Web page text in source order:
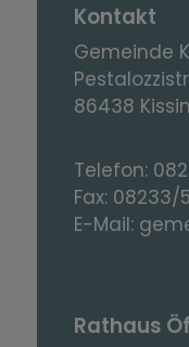
Kontakt
Gemeinde
86438
Telefon:
Fax: 08233/
E-Mail:
Rathaus